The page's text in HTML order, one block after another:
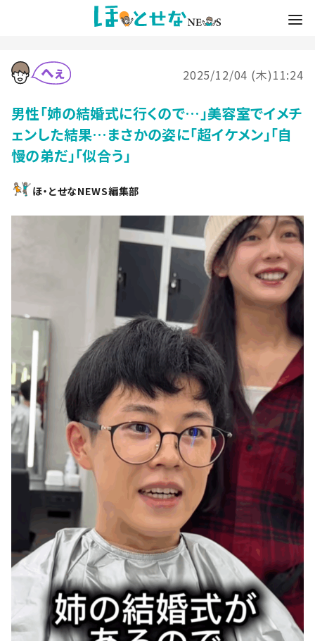
2025/12/04 (木)11:24
男性「姉の結婚式に行くので…」美容室でイメチ
ェンした結果…まさかの姿に「超イケメン」「自
慢の弟だ」「似合う」
ほ・とせなNEWS編集部